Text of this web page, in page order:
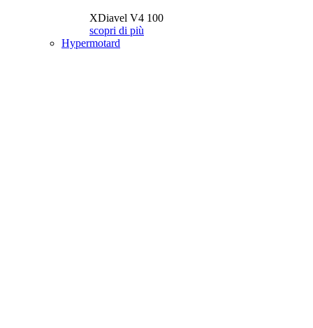
XDiavel V4 100
scopri di più
Hypermotard